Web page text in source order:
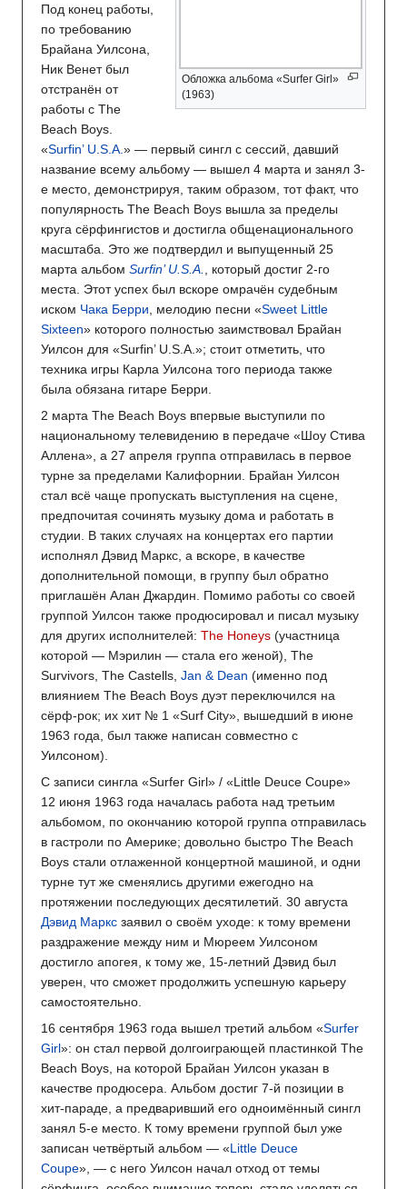
Обложка альбома «Surfer Girl»
(1963)
Под конец работы,
по требованию
Брайана Уилсона,
Ник Венет был
отстранён от
работы с The
Beach Boys.
«Surfin’ U.S.A. » — первый сингл с сессий, давший
название всему альбому — вышел 4 марта и занял 3-
е место, демонстрируя, таким образом, тот факт, что
популярность The Beach Boys вышла за пределы
круга сёрфингистов и достигла общенационального
масштаба. Это же подтвердил и выпущенный 25
марта альбом Surfin’ U.S.A.
, который достиг 2-го
места. Этот успех был вскоре омрачён судебным
иском Чака Берри , мелодию песни «Sweet Little
Sixteen» которого полностью заимствовал Брайан
Уилсон для «Surfin’ U.S.A.»; стоит отметить, что
техника игры Карла Уилсона того периода также
была обязана гитаре Берри.
2 марта The Beach Boys впервые выступили по
национальному телевидению в передаче «Шоу Стива
Аллена», а 27 апреля группа отправилась в первое
турне за пределами Калифорнии. Брайан Уилсон
стал всё чаще пропускать выступления на сцене,
предпочитая сочинять музыку дома и работать в
студии. В таких случаях на концертах его партии
исполнял Дэвид Маркс, а вскоре, в качестве
дополнительной помощи, в группу был обратно
приглашён Алан Джардин. Помимо работы со своей
группой Уилсон также продюсировал и писал музыку
для других исполнителей: The Honeys (участница
которой — Мэрилин — стала его женой), The
Survivors, The Castells, Jan & Dean (именно под
влиянием The Beach Boys дуэт переключился на
сёрф-рок; их хит № 1 «Surf City», вышедший в июне
1963 года, был также написан совместно с
Уилсоном).
С записи сингла «Surfer Girl» / «Little Deuce Coupe»
12 июня 1963 года началась работа над третьим
альбомом, по окончанию которой группа отправилась
в гастроли по Америке; довольно быстро The Beach
Boys стали отлаженной концертной машиной, и одни
турне тут же сменялись другими ежегодно на
протяжении последующих десятилетий. 30 августа
Дэвид Маркс заявил о своём уходе: к тому времени
раздражение между ним и Мюреем Уилсоном
достигло апогея, к тому же, 15-летний Дэвид был
уверен, что сможет продолжить успешную карьеру
самостоятельно.
16 сентября 1963 года вышел третий альбом «Surfer
Girl»: он стал первой долгоиграющей пластинкой The
Beach Boys, на которой Брайан Уилсон указан в
качестве продюсера. Альбом достиг 7-й позиции в
хит-параде, а предваривший его одноимённый сингл
занял 5-е место. К тому времени группой был уже
записан четвёртый альбом — «Little Deuce
Coupe», — с него Уилсон начал отход от темы